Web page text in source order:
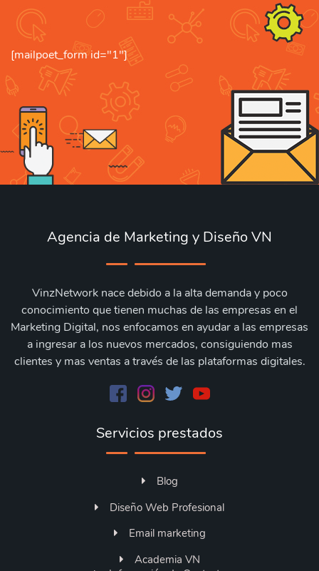
[mailpoet_form id="1"]
Agencia de Marketing y Diseño VN
VinzNetwork nace debido a la alta demanda y poco
conocimiento que tienen muchas de las empresas en el
Marketing Digital, nos enfocamos en ayudar a las empresas
a ingresar a los nuevos mercados, consiguiendo mas
clientes y mas ventas a través de las plataformas digitales.
Servicios prestados
Blog
Diseño Web Profesional
Email marketing
Academia VN